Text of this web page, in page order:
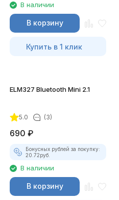
В наличии
В корзину
Купить в 1 клик
ELM327 Bluetooth Mini 2.1
5.0 (3)
690 ₽
Бонусных рублей за покупку:
20.72руб.
В наличии
В корзину